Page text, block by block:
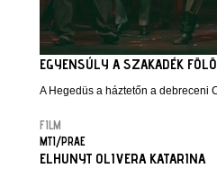
EGYENSÚLY A SZAKADÉK
A Hegedüs a háztetőn a debreceni
FILM
MTI/PRAE
ELHUNYT OLIVERA KATARINA